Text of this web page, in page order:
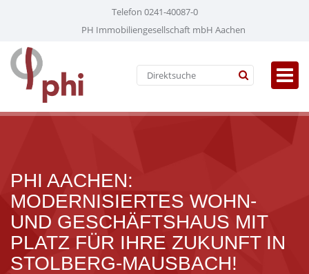
Telefon 0241-40087-0
PH Immobiliengesellschaft mbH Aachen
PHI AACHEN:
MODERNISIERTES WOHN-
UND GESCHÄFTSHAUS MIT
PLATZ FÜR IHRE ZUKUNFT IN
STOLBERG-MAUSBACH!